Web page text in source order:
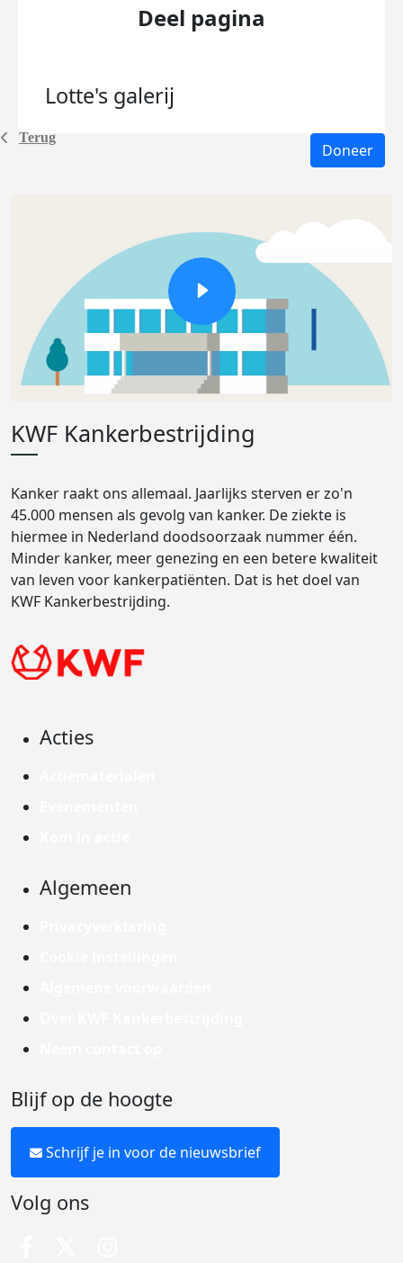
Terug
Deel pagina
Lotte's galerij
Doneer
KWF Kankerbestrijding
Kanker raakt ons allemaal. Jaarlijks sterven er zo'n
45.000 mensen als gevolg van kanker. De ziekte is
hiermee in Nederland doodsoorzaak nummer één.
Minder kanker, meer genezing en een betere kwaliteit
van leven voor kankerpatiënten. Dat is het doel van
KWF Kankerbestrijding.
Acties
Algemeen
Blijf op de hoogte
Schrijf je in voor de nieuwsbrief
Volg ons